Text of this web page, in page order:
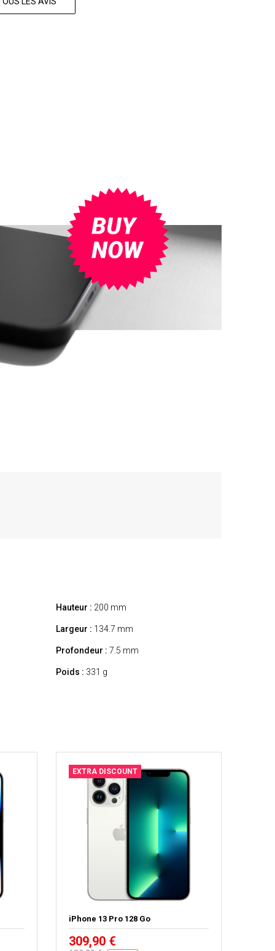
Hauteur : 200 mm
Largeur : 134.7 mm
Profondeur : 7.5 mm
Poids : 331 g
EXTRA DISCOUNT
iPhone 13 Pro 128 Go
309,90 €